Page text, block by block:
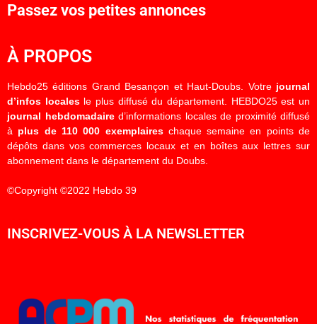
Passez vos petites annonces
À PROPOS
Hebdo25 éditions Grand Besançon et Haut-Doubs. Votre journal
d’infos localesle plus diffusé du département. HEBDO25 est un
journal hebdomadaired’informations locales de proximité diffusé
à plus de 110 000 exemplaireschaque semaine en points de
dépôts dans vos commerces locaux et en boîtes aux lettres sur
abonnement dans le département du Doubs.
©Copyright ©2022 Hebdo 39
INSCRIVEZ-VOUS À LA NEWSLETTER